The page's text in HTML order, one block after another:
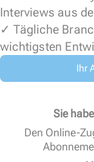
Interviews aus
✓ Tägliche
wichtigsten
Ihr
Sie
Den Online-